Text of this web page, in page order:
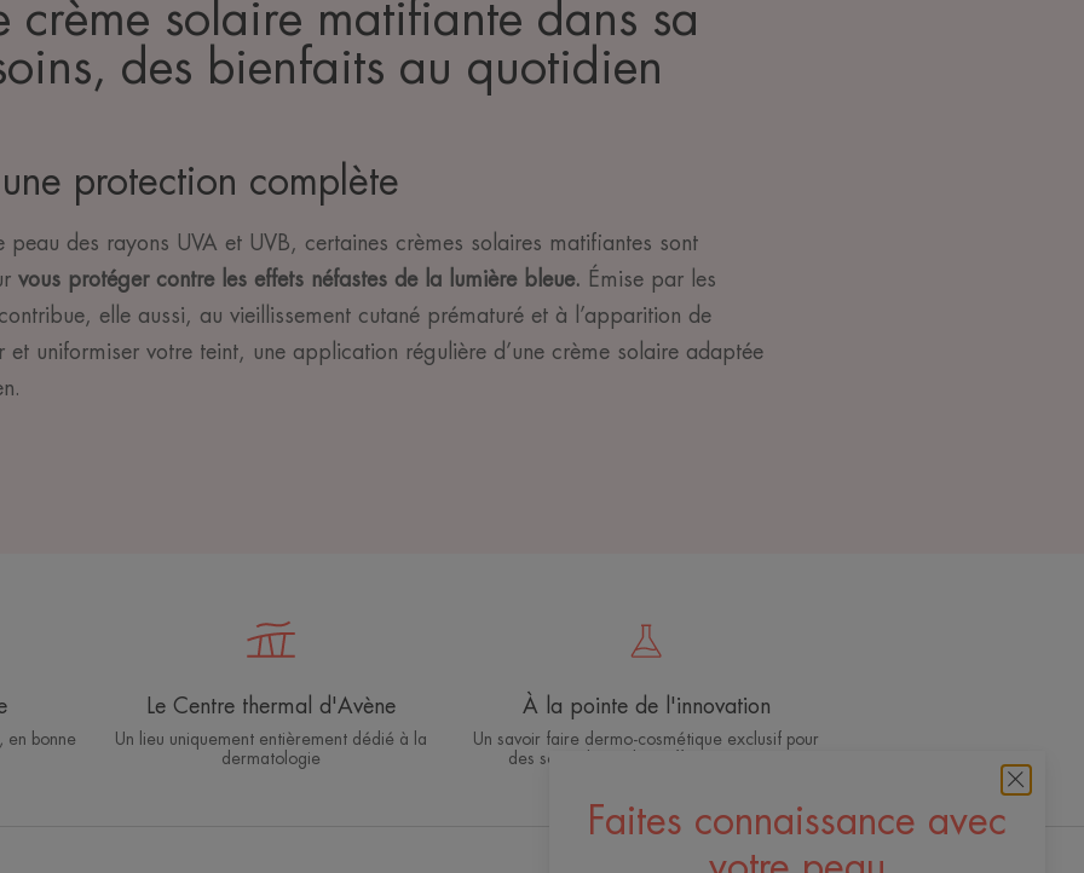
crème solaire matifiante dans sa
des bienfaits au quotidien
protection complète
peau des rayons UVA et UVB, certaines crèmes solaires matifiantes sont
vous protéger contre les effets néfastes de la lumière bleue. Émise par les
elle aussi, au vieillissement cutané prématuré et à l’apparition de
et uniformiser votre teint, une application régulière d’une crème solaire adaptée
Faites connaissance avec
en bonne
Le Centre thermal d'Avène
Un lieu uniquement entièrement dédié à la
dermatologie
À la pointe de l'innovation
Un savoir faire dermo-cosmétique exclusif pour
des soins de qualité, efficaces et sûrs